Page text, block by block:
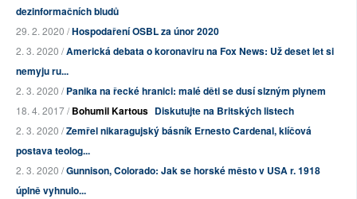
dezinformačních bludů
29. 2. 2020 /Hospodaření OSBL za únor 2020
2. 3. 2020 /Americká debata o koronaviru na Fox News: Už deset let si
nemyju ru...
2. 3. 2020 /Panika na řecké hranici: malé děti se dusí slzným plynem
18. 4. 2017 /Bohumil Kartous Diskutujte na Britských listech
2. 3. 2020 /Zemřel nikaragujský básník Ernesto Cardenal, klíčová
postava teolog...
2. 3. 2020 /Gunnison, Colorado: Jak se horské město v USA r. 1918
úplně vyhnulo...